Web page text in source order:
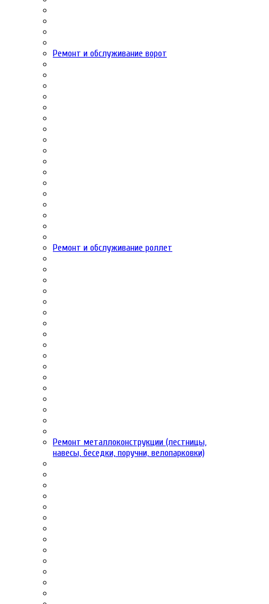
Ремонт и обслуживание ворот
Ремонт и обслуживание роллет
Ремонт металлоконструкции (лестницы,
навесы, беседки, поручни, велопарковки)